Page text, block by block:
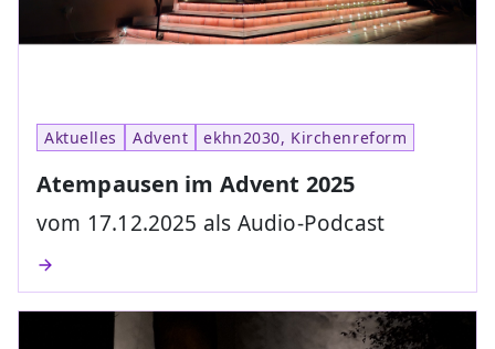
Aktuelles Advent ekhn2030, Kirchenreform
Atempausen im Advent 2025
vom 17.12.2025 als Audio-Podcast